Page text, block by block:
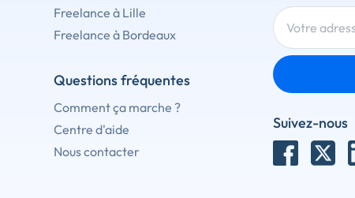
Freelance à Lille
Freelance à Bordeaux
Questions fréquentes
Comment ça marche ?
Centre d'aide
Nous contacter
Suivez-nous